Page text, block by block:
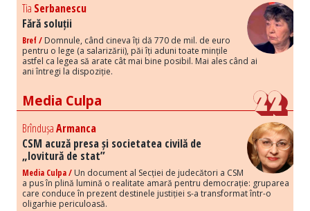
Tia Serbanescu
Fără soluții
Bref / Domnule, când cineva îți dă 770 de mil. de euro
pentru o lege (a salarizării), păi îți aduni toate mințile
astfel ca legea să arate cât mai bine posibil. Mai ales când ai
ani întregi la dispoziție.
Media Culpa
BrîndușaArmanca
CSM acuză presa și societatea civilă de
„lovitură de stat”
Media Culpa / Un document al Secției de judecători a CSM
a pus în plină lumină o realitate amară pentru democrație: gruparea
care conduce în prezent destinele justiției s-a transformat într-o
oligarhie periculoasă.